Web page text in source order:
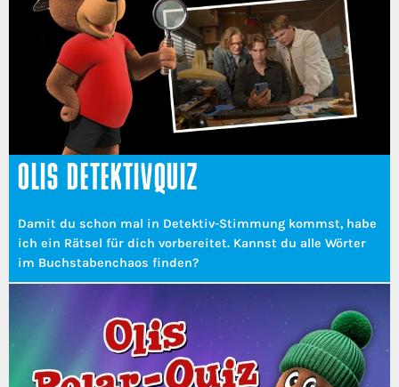
OLIS DETEKTIVQUIZ
Damit du schon mal in Detektiv-Stimmung kommst, habe
ich ein Rätsel für dich vorbereitet. Kannst du alle Wörter
im Buchstabenchaos finden?